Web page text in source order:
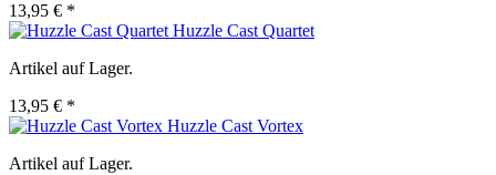
13,95 € *
Huzzle Cast Quartet
Artikel auf Lager.
13,95 € *
Huzzle Cast Vortex
Artikel auf Lager.